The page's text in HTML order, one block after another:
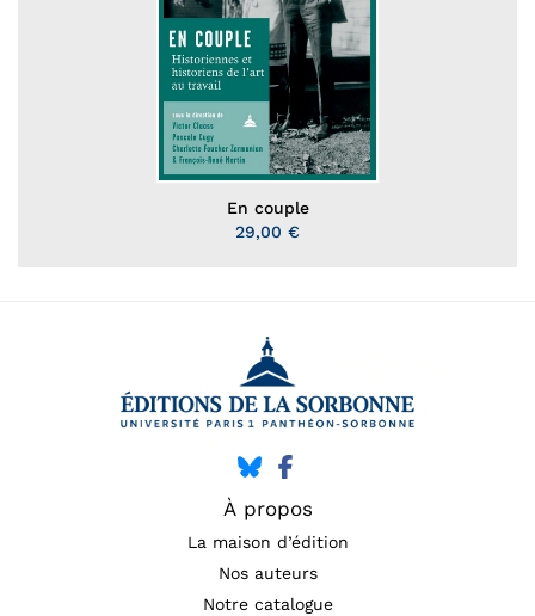
En couple
29,00 €
À propos
La maison d’édition
Nos auteurs
Notre catalogue